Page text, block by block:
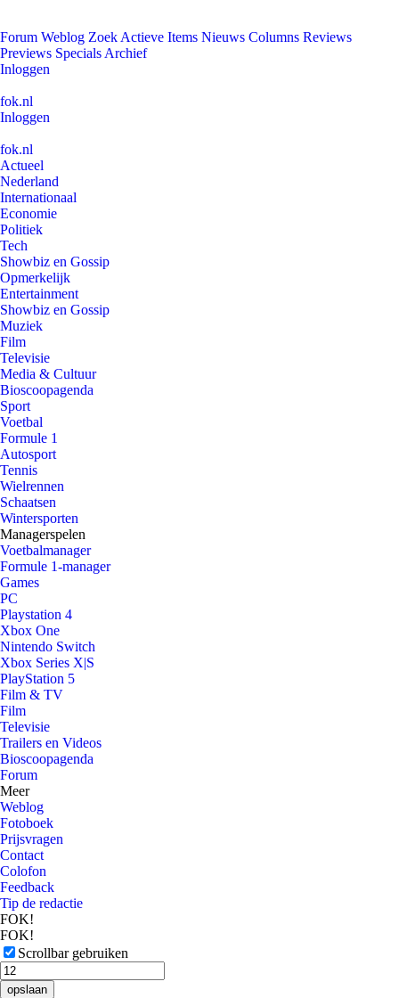
Forum Weblog Zoek Actieve Items Nieuws Columns Reviews
Previews Specials Archief
Inloggen
fok.nl
Inloggen
fok.nl
Actueel
Nederland
Internationaal
Economie
Politiek
Tech
Showbiz en Gossip
Opmerkelijk
Entertainment
Showbiz en Gossip
Muziek
Film
Televisie
Media & Cultuur
Bioscoopagenda
Sport
Voetbal
Formule 1
Autosport
Tennis
Wielrennen
Schaatsen
Wintersporten
Managerspelen
Voetbalmanager
Formule 1-manager
Games
PC
Playstation 4
Xbox One
Nintendo Switch
Xbox Series X|S
PlayStation 5
Film & TV
Film
Televisie
Trailers en Videos
Bioscoopagenda
Forum
Meer
Weblog
Fotoboek
Prijsvragen
Contact
Colofon
Feedback
Tip de redactie
FOK!
FOK!
Scrollbar gebruiken
opslaan